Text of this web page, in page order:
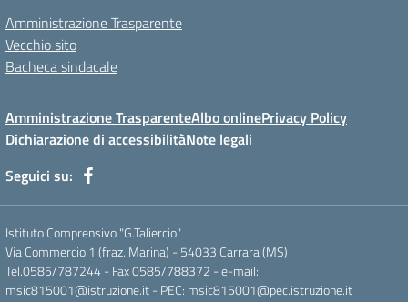
Amministrazione Trasparente
Vecchio sito
Bacheca sindacale
Amministrazione TrasparenteAlbo onlinePrivacy Policy
Dichiarazione di accessibilitàNote legali
Seguici su:
Istituto Comprensivo "G.Taliercio"
Via Commercio 1 (fraz. Marina) - 54033 Carrara (MS)
Tel.0585/787244 - Fax 0585/788372 - e-mail:
msic815001@istruzione.it - PEC: msic815001@pec.istruzione.it